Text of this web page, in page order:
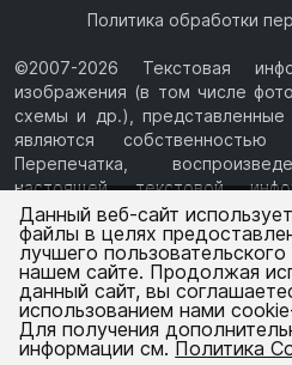
Емкости
для воды
Емкости
для
Политика обработки
©2007-2026 Текстовая
изображения (в том числе
схемы и др.), представленные
являются
Перепечатка,
настоящей текстовой
изображений с Сайта
разрешения ООО «ЭкоПром
1077847433730,
Петербург, ул.Чугунная, д.14,
сайте ekopromgroup.ru не
Ваш город —
Изменить
Данный веб-сайт
файлы в целях
лучшего
нашем сайте. Продолжая
данный сайт, вы
использованием нами
Для получения
информации см. Политика